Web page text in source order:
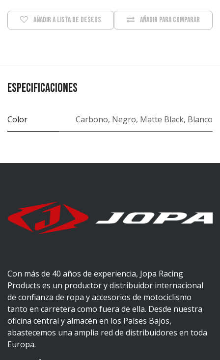
Añadir para comparar
Añadir a lista de deseos
Especificaciones
Color Carbono, Negro, Matte Black, Blanco
Con más de 40 años de experiencia, Jopa Racing
Products es un productor y distribuidor internacional
de confianza de ropa y accesorios de motociclismo
tanto en carretera como fuera de ella. Desde nuestra
oficina central y almacén en los Países Bajos,
abastecemos una amplia red de distribuidores en toda
Europa.